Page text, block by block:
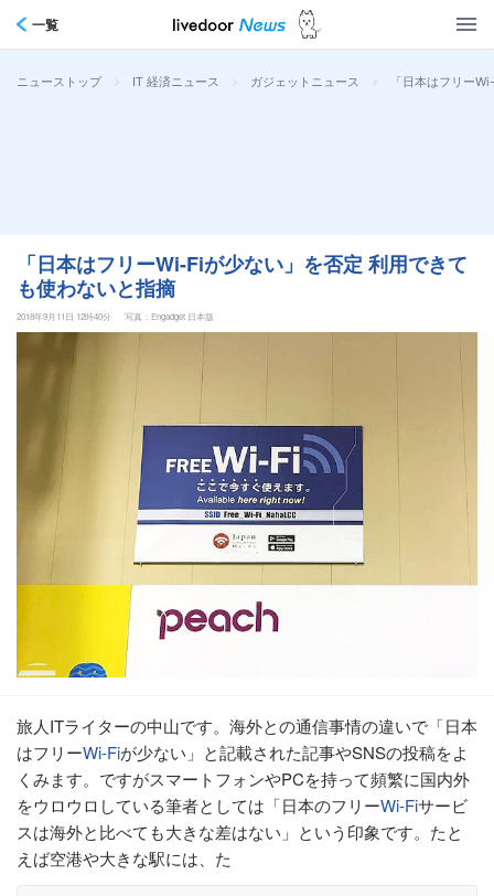
一覧
ニューストップ > IT 経済ニュース > ガジェットニュース > 「日本はフリー
「日本はフリーWi-Fiが少ない」を否定 利用できて
も使わないと指摘
2018年9月11日 12時40分 写真：Engadget 日本版
旅人ITライターの中山です。海外との通信事情の違いで「日本
はフリーWi-Fiが少ない」と記載された記事やSNSの投稿をよ
くみます。ですがスマートフォンやPCを持って頻繁に国内外
をウロウロしている筆者としては「日本のフリーWi-Fiサービ
スは海外と比べても大きな差はない」という印象です。たと
えば空港や大きな駅には、た